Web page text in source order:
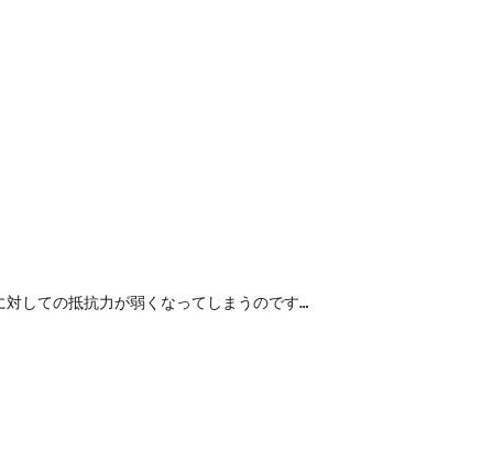
しての抵抗力が弱くなってしまうのです…